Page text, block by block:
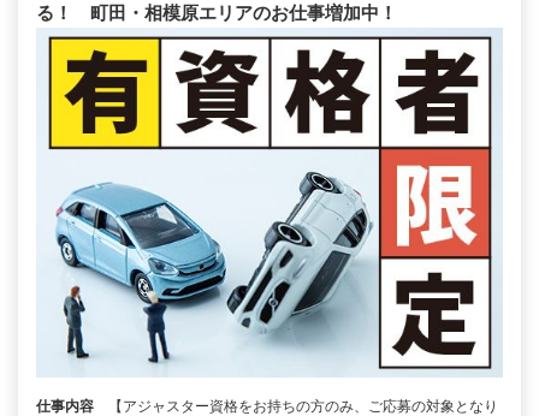
る！ 町田・相模原エリアのお仕事増加中！
仕事内容
【アジャスター資格をお持ちの方のみ、ご応募の対象となり